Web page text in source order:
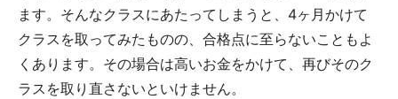
ます。そんなクラスにあたってしまうと、4ヶ月かけて
クラスを取ってみたものの、合格点に至らないこともよ
くあります。その場合は高いお金をかけて、再びそのク
ラスを取り直さないといけません。